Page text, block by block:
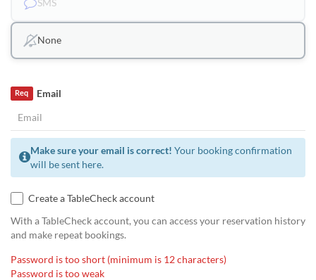
SMS
None
Email
Req
Make sure your email is correct! Your booking confirmation
will be sent here.
Create a TableCheck account
With a TableCheck account, you can access your reservation history
and make repeat bookings.
Password is too short (minimum is 12 characters)
Password is too weak